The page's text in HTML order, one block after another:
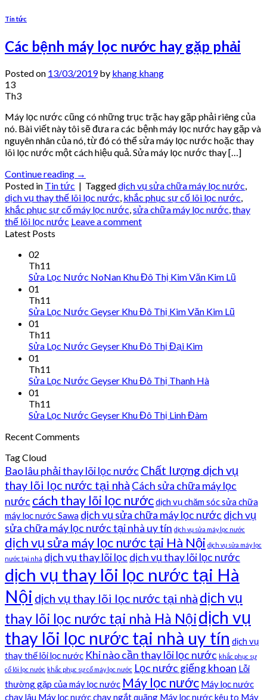
Tin tức
Các bệnh máy lọc nước hay gặp phải
Posted on 13/03/2019by khang khang
13
Th3
Máy lọc nước cũng có những trục trặc hay gặp phải riêng của
nó. Bài viết này tôi sẽ đưa ra các bệnh máy lọc nước hay gặp và
nguyên nhân của nó, từ đó có thể sửa máy lọc nước hoặc thay
lõi lọc nước một cách hiệu quả. Sửa máy lọc nước thay […]
Continue reading →
Posted in Tin tức | Taggeddịch vụ sửa chữa máy lọc nước
dịch vụ thay thế lõi lọc nước khắc phục sự cố lõi lọc nước
khắc phục sự cố máy lọc nước sửa chữa máy lọc nước thay
thế lõi lọc nước Leave a comment
Latest Posts
02
Th11
Sửa Lọc Nước NoNan Khu Đô Thị Kim Văn Kim Lũ
01
Th11
Sửa Lọc Nước Geyser Khu Đô Thị Kim Văn Kim Lũ
01
Th11
Sửa Lọc Nước Geyser Khu Đô Thị Đại Kim
01
Th11
Sửa Lọc Nước Geyser Khu Đô Thị Thanh Hà
01
Th11
Sửa Lọc Nước Geyser Khu Đô Thị Linh Đàm
Recent Comments
Tag Cloud
Bao lâu phải thay lõi lọc nước Chất lượng dịch vụ
thay lõi lọc nước tại nhà Cách sửa chữa máy lọc
nước cách thay lõi lọc nướcdịch vụ chăm sóc sửa chữa
máy lọc nước Sawa dịch vụ sửa chữa máy lọc nước dịch vụ
sửa chữa máy lọc nước tại nhà uy tín dịch vụ sửa máy lọc nước
dịch vụ sửa máy lọc nước tại Hà Nội dịch vụ sửa máy lọc
nước tại nhà dịch vụ thay lõi lọc dịch vụ thay lõi lọc nước
dịch vụ thay lõi lọc nước tại Hà
Nội dịch vụ thay lõi lọc nước tại nhà dịch vụ
thay lõi lọc nước tại nhà Hà Nộidịch vụ
thay lõi lọc nước tại nhà uy tín dịch vụ
thay thế lõi lọc nước Khi nào cần thay lõi lọc nước khắc phục sự
cố lõi lọc nước khắc phục sự cố máy lọc nước Lọc nước giếng khoan Lỗi
thường gặp của máy lọc nước Máy lọc nước Máy lọc nước
chạy lâu Máy lọc nước chạy ngắt quãng Máy lọc nước kêu to Máy